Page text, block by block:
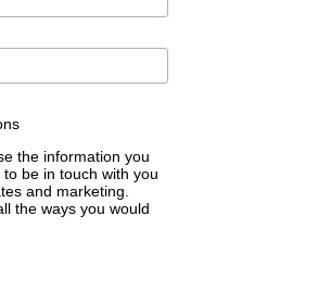
the information you
be in touch with you
and marketing.
the ways you would